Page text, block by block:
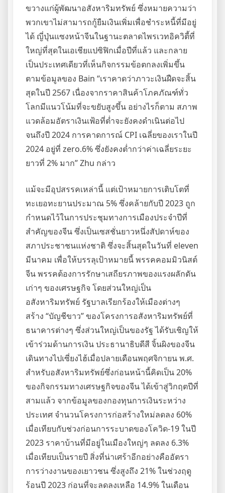
ขวางแก่ผู้พัฒนาอสังหาริมทรัพย์ ซึ่งหมายความว่า
พวกเขาไม่สามารถกู้ยืมเงินเพิ่มเพื่อชำระหนี้ที่มีอยู่
ได้ ญี่ปุ่นแซงหน้าจีนในฐานะตลาดไพรเวทอิควิตี้ที่
ใหญ่ที่สุดในเอเชียแปซิฟิกเมื่อปีที่แล้ว และกลาย
เป็นประเทศเดียวที่เห็นกิจกรรมข้อตกลงเพิ่มขึ้น
ตามข้อมูลของ Bain “เราคาดว่าภาวะเงินฝืดจะสิ้น
สุดในปี 2567 เนื่องจากราคาสินค้าโภคภัณฑ์ทั่ว
โลกมีแนวโน้มที่จะขยับสูงขึ้น อย่างไรก็ตาม สภาพ
แวดล้อมอัตราเงินเฟ้อที่ต่ำจะยังคงดำเนินต่อไป
จนถึงปี 2024 การคาดการณ์ CPI เฉลี่ยของเราในปี
2024 อยู่ที่ zero.6% ซึ่งยังคงต่ำกว่าค่าเฉลี่ยระยะ
ยาวที่ 2% มาก” Zhu กล่าว
แม้จะมีอุปสรรคเหล่านี้ แต่เป้าหมายการเติบโตที่
ทะเยอทะยานประมาณ 5% ซึ่งคล้ายกับปี 2023 ถูก
กำหนดไว้ในการประชุมทางการเมืองประจำปีที่
สำคัญของจีน ซึ่งเป็นเซสชั่นยาวหนึ่งสัปดาห์ของ
สภาประชาชนแห่งชาติ ซึ่งจะสิ้นสุดในวันที่ eleven
มีนาคม เพื่อให้บรรลุเป้าหมายนี้ พรรคคอมมิวนิสต์
จีน พรรคต้องการรักษาเสถียรภาพของแรงผลักดัน
เก่าๆ ของเศรษฐกิจ โดยส่วนใหญ่เป็น
อสังหาริมทรัพย์ รัฐบาลเรียกร้องให้เมืองต่างๆ
สร้าง “บัญชีขาว” ของโครงการอสังหาริมทรัพย์ที่
ธนาคารต่างๆ ซึ่งส่วนใหญ่เป็นของรัฐ ได้รับเชิญให้
เข้าร่วมด้านการเงิน ประธานาธิบดีสี จิ้นผิงของจีน
เดินทางไปเซี่ยงไฮ้เมื่อปลายเดือนพฤศจิกายน พ.ศ.
สำหรับอสังหาริมทรัพย์ซึ่งก่อนหน้านี้คิดเป็น 20%
ของกิจกรรมทางเศรษฐกิจของจีน ได้เข้าสู่วิกฤตปีที่
สามแล้ว จากข้อมูลของกองทุนการเงินระหว่าง
ประเทศ จำนวนโครงการก่อสร้างใหม่ลดลง 60%
เมื่อเทียบกับช่วงก่อนการระบาดของโควิด-19 ในปี
2023 ราคาบ้านที่มีอยู่ในเมืองใหญ่ๆ ลดลง 6.3%
เมื่อเทียบเป็นรายปี สิ่งที่น่าเศร้าอีกอย่างคืออัตรา
การว่างงานของเยาวชน ซึ่งสูงถึง 21% ในช่วงฤดู
ร้อนปี 2023 ก่อนที่จะลดลงเหลือ 14.9% ในเดือน